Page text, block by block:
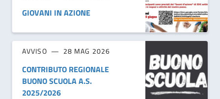
GIOVANI IN AZIONE
AVVISO 28 MAG 2026
CONTRIBUTO REGIONALE
BUONO SCUOLA A.S.
2025/2026